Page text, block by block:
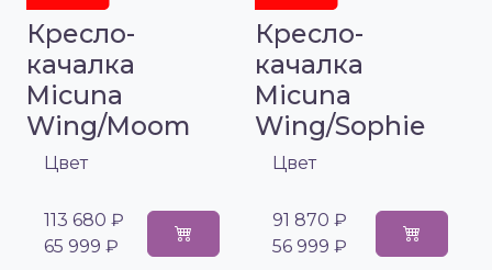
Кресло-
качалка
Micuna
Wing/Moom
Цвет
113 680 ₽
65 999 ₽
Кресло-
качалка
Micuna
Wing/Sophie
Цвет
91 870 ₽
56 999 ₽